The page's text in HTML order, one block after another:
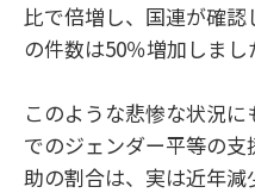
比で倍増し、国連が確
の件数は50％増加しまし
このような悲惨な状況
でのジェンダー平等の
助の割合は、実は近年減